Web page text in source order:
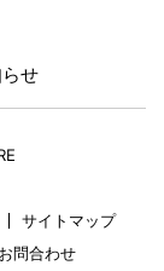
せ
サイトマップ
お問合わせ